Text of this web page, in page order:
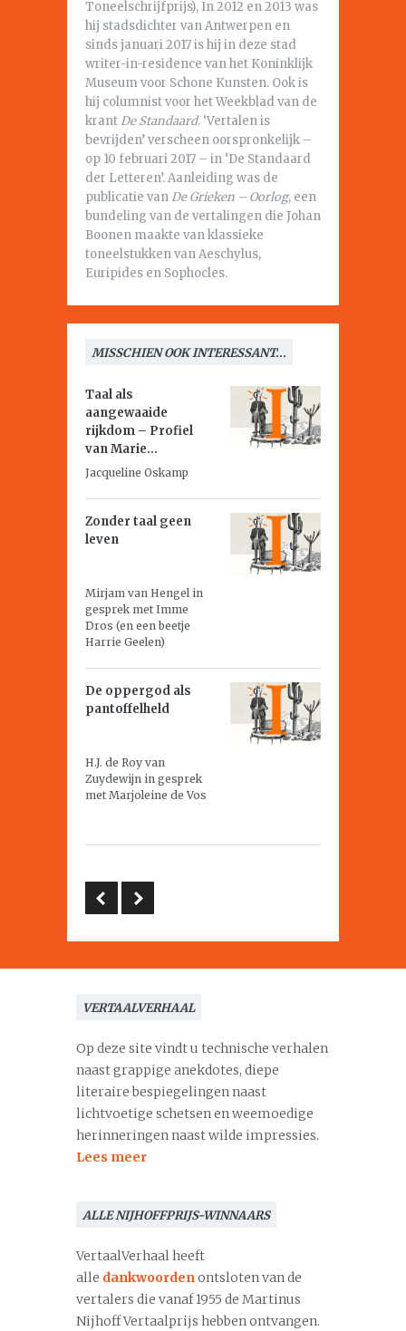
Toneelschrijfprijs), In 2012 en 2013 was
hij stadsdichter van Antwerpen en
sinds januari 2017 is hij in deze stad
writer-in-residence van het Koninklijk
Museum voor Schone Kunsten. Ook is
hij columnist voor het Weekblad van de
krantDe Standaard. ‘Vertalen is
bevrijden’ verscheen oorspronkelijk –
op 10 februari 2017 – in ‘De Standaard
der Letteren’. Aanleiding was de
publicatie vanDe Grieken – Oorlog, een
bundeling van de vertalingen die Johan
Boonen maakte van klassieke
toneelstukken van Aeschylus,
Euripides en Sophocles.
MISSCHIEN OOK INTERESSANT...
Taal als
aangewaaide
rijkdom – Profiel
van Marie...
Jacqueline Oskamp
Zonder taal geen
leven
Mirjam van Hengel in
gesprek met Imme
Dros (en een beetje
Harrie Geelen)
De oppergod als
pantoffelheld
H.J. de Roy van
Zuydewijn in gesprek
met Marjoleine de Vos
VERTAALVERHAAL
Op deze site vindt u technische verhalen
naast grappige anekdotes, diepe
literaire bespiegelingen naast
lichtvoetige schetsen en weemoedige
herinneringen naast wilde impressies.
Lees meer
ALLE NIJHOFFPRIJS-WINNAARS
VertaalVerhaal heeft
alle dankwoordenontsloten van de
vertalers die vanaf 1955 de Martinus
Nijhoff Vertaalprijs hebben ontvangen.